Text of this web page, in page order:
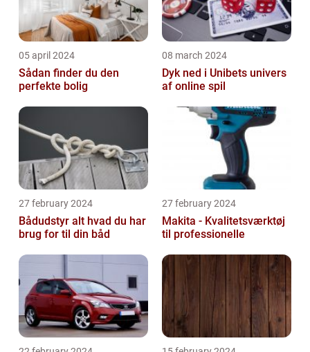
05 april 2024
Sådan finder du den
perfekte bolig
08 march 2024
Dyk ned i Unibets univers
af online spil
27 february 2024
Bådudstyr alt hvad du har
brug for til din båd
27 february 2024
Makita - Kvalitetsværktøj
til professionelle